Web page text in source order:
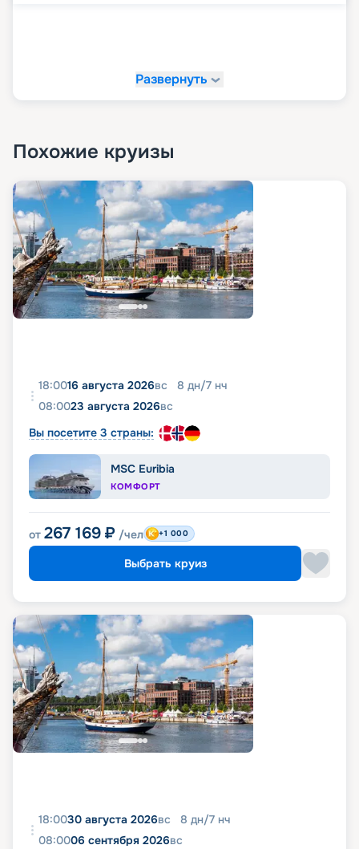
Развернуть
Похожие круизы
18:0016 августа 2026вс 8 дн/7 нч
08:0023 августа 2026вс
Вы посетите 3 страны:
MSC Euribia
КОМФОРТ
от 267 169 ₽ /чел +1 000
Выбрать круиз
18:0030 августа 2026вс 8 дн/7 нч
08:0006 сентября 2026вс